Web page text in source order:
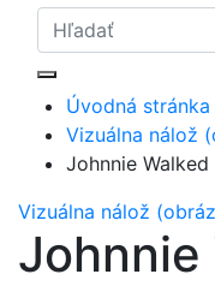
Úvodná stránka
Vizuálna nálož
Johnnie Walked
Vizuálna nálož
Johnnie